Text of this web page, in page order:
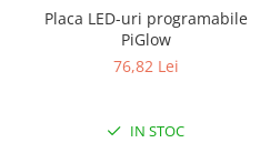
Placa LED-uri programabile
PiGlow
76,82 Lei
IN STOC